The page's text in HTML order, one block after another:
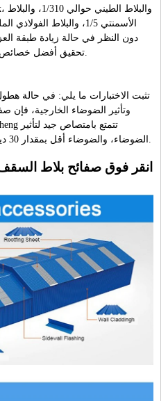
دون النظر في حالة زيادة طبقة
تثبت الاختبارات ما يلي: في حالة
وتأثير الضوضاء الخارجية، فإن
انقر فوق صفائح بلاط